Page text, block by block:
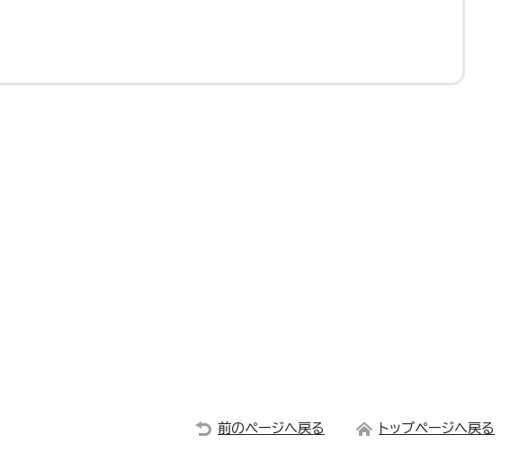
前のページへ戻る トップページへ戻る